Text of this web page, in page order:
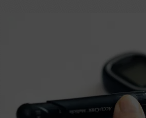
Documentation
séniors